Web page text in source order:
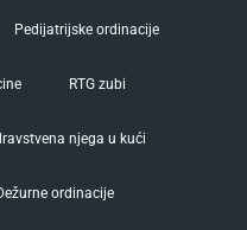
Pedijatrijske ordinacije
RTG zubi
njega u kući
ordinacije